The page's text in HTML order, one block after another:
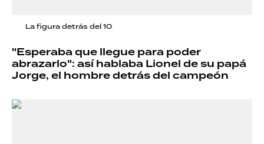
La figura detrás del 10
"Esperaba que llegue para poder
abrazarlo": así hablaba Lionel de su papá
Jorge, el hombre detrás del campeón